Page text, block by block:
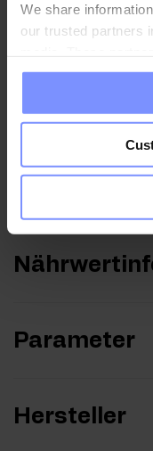
We share
our trusted partners
information you
collected when you
OstroVit Citrullin
02.04.2026
OstroVit Citrullin
Parameter
Hersteller